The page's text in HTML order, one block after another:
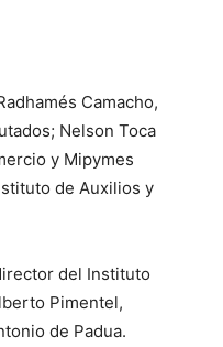
Camacho,
Nelson Toca
y Mipymes
de Auxilios y
del Instituto
Pimentel,
de Padua.